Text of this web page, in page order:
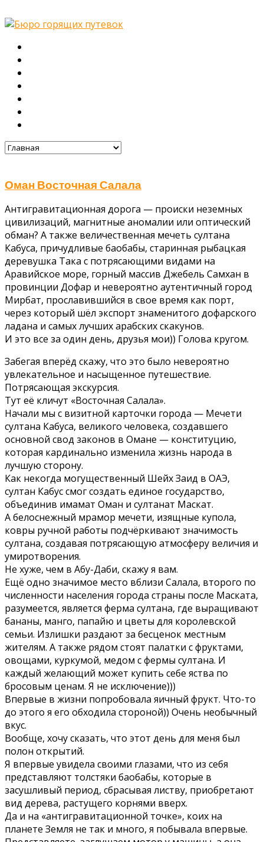
Оман Восточная Салала
Антигравитационная дорога — происки неземных
цивилизаций, магнитные аномалии или оптический
обман? А также величественная мечеть султана
Кабуса, причудливые баобабы, старинная рыбацкая
деревушка Така с потрясающими видами на
Аравийское море, горный массив Джебель Самхан в
провинции Дофар и невероятно аутентичный город
Мирбат, прославившийся в свое время как порт,
через который шёл экспорт знаменитого дофарского
ладана и самых лучших арабских скакунов.
И это все за один день, друзья мои)) Голова кругом.
Забегая вперёд скажу, что это было невероятно
увлекательное и насыщенное путешествие.
Потрясающая экскурсия.
Тут её кличут «Восточная Салала».
Начали мы с визитной карточки города — Мечети
султана Кабуса, великого человека, создавшего
основной свод законов в Омане — конституцию,
которая кардинально изменила жизнь народа в
лучшую сторону.
Как некогда могущественный Шейх Заид в ОАЭ,
султан Кабус смог создать единое государство,
объединив имамат Оман и султанат Маскат.
А белоснежный мрамор мечети, изящные купола,
ковры ручной работы подчёркивают значимость
султана, создавая потрясающую атмосферу величия и
умиротворения.
Не хуже, чем в Абу-Даби, скажу я вам.
Ещё одно значимое место вблизи Салала, второго по
численности населения города страны после Маската,
разумеется, является ферма султана, где выращивают
бананы, манго, папайю и цветы для королевской
семьи. Излишки раздают за бесценок местным
жителям. А также рядом стоят палатки с фруктами,
овощами, куркумой, медом с фермы султана. И
каждый желающий может купить себе яства по
бросовым ценам. Я не исключение)))
Впервые в жизни попробовала яичный фрукт. Что-то
до этого я его обходила стороной)) Очень необычный
вкус.
Вообще, хочу сказать, что этот день для меня был
полон открытий.
Я впервые увидела своими глазами, что из себя
представляют толстяки баобабы, которые в
засушливый период, сбрасывая листву, приобретают
вид дерева, растущего корнями вверх.
Да и на «антигравитационной точке», коих на
планете Земля не так и много, я побывала впервые.